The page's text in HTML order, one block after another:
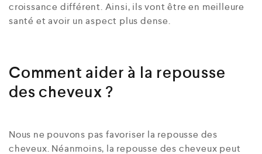
croissance différent. Ainsi, ils vont être en meilleure
santé et avoir un aspect plus dense.
Comment aider à la repousse
des cheveux ?
Nous ne pouvons pas favoriser la repousse des
cheveux. Néanmoins, la repousse des cheveux peut